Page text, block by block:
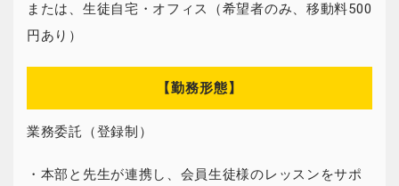
または、生徒自宅・オフィス（希望者のみ、移動料500
円あり）
【勤務形態】
業務委託（登録制）
・本部と先生が連携し、会員生徒様のレッスンをサポ